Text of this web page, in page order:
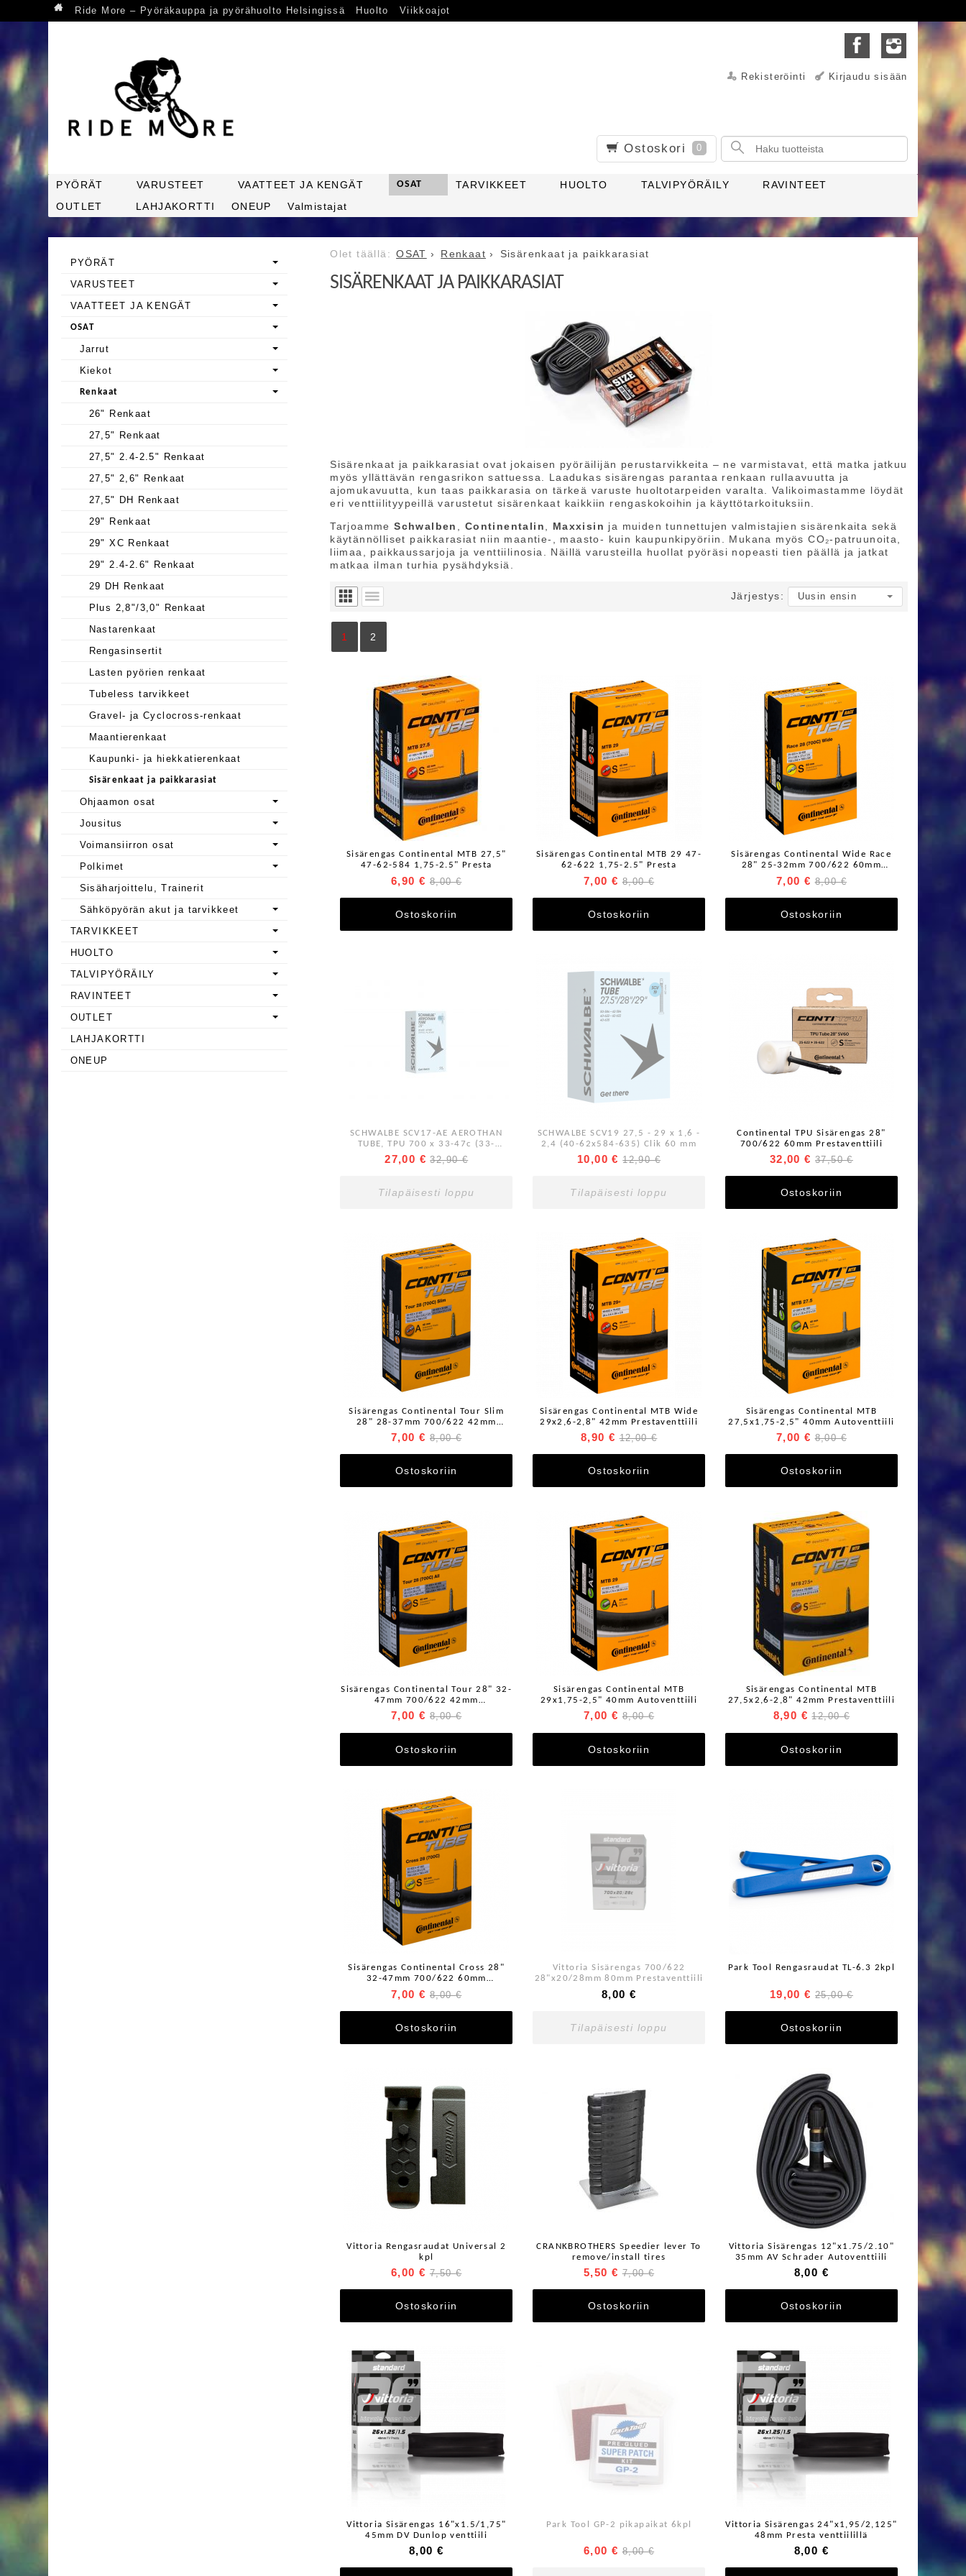
Ride More – Pyöräkauppa ja pyörähuolto Helsingissä Huolto Viikkoajot
Rekisteröinti Kirjaudu sisään
Ostoskori 0
PYÖRÄT VARUSTEET VAATTEET JA KENGÄT OSAT TARVIKKEET HUOLTO TALVIPYÖRÄILY
RAVINTEET
OUTLET
LAHJAKORTTI ONEUP Valmistajat
OSAT Renkaat Sisärenkaat ja paikkarasiat
SISÄRENKAAT JA PAIKKARASIAT
Sisärenkaat ja paikkarasiat ovat jokaisen pyöräilijän perustarvikkeita – ne varmistavat, että matka jatkuu
myös yllättävän rengasrikon sattuessa. Laadukas sisärengas parantaa renkaan rullaavuutta ja
ajomukavuutta, kun taas paikkarasia on tärkeä varuste huoltotarpeiden varalta. Valikoimastamme löydät
eri venttiilityypeillä varustetut sisärenkaat kaikkiin rengaskokoihin ja käyttötarkoituksiin.
TarjoammeSchwalben , Continentalin, Maxxisin ja muiden tunnettujen valmistajien sisärenkaita sekä
käytännölliset paikkarasiat niin maantie-, maasto- kuin kaupunkipyöriin. Mukana myös CO₂-patruunoita,
liimaa, paikkaussarjoja ja venttiilinosia. Näillä varusteilla huollat pyöräsi nopeasti tien päällä ja jatkat
matkaa ilman turhia pysähdyksiä.
Järjestys:
1 2
Sisärengas Continental MTB 27,5"
47-62-584 1,75-2.5" Presta
6,90 € 8,00 €
Ostoskoriin
Sisärengas Continental MTB 29 47-
62-622 1,75-2.5" Presta
7,00 € 8,00 €
Ostoskoriin
Sisärengas Continental Wide Race
28" 25-32mm 700/622 60mm
Prestaventtiili
7,00 € 8,00 €
Ostoskoriin
SCHWALBE SCV17-AE AEROTHAN
TUBE, TPU 700 x 33-47c (33-
47x622) Clik 40 mm
27,00 € 32,90 €
Tilapäisesti loppu
SCHWALBE SCV19 27,5 - 29 x 1,6 -
2,4 (40-62x584-635) Clik 60 mm
10,00 € 12,90 €
Tilapäisesti loppu
Continental TPU Sisärengas 28"
700/622 60mm Prestaventtiili
32,00 € 37,50 €
Ostoskoriin
Sisärengas Continental Tour Slim
28" 28-37mm 700/622 42mm
Prestaventtiili
7,00 € 8,00 €
Ostoskoriin
Sisärengas Continental MTB Wide
29x2,6-2,8" 42mm Prestaventtiili
8,90 € 12,00 €
Ostoskoriin
Sisärengas Continental MTB
27,5x1,75-2,5" 40mm Autoventtiili
7,00 € 8,00 €
Ostoskoriin
Sisärengas Continental Tour 28" 32-
47mm 700/622 42mm
Prestaventtiili
7,00 € 8,00 €
Ostoskoriin
Sisärengas Continental MTB
29x1,75-2,5" 40mm Autoventtiili
7,00 € 8,00 €
Ostoskoriin
Sisärengas Continental MTB
27,5x2,6-2,8" 42mm Prestaventtiili
8,90 € 12,00 €
Ostoskoriin
Sisärengas Continental Cross 28"
32-47mm 700/622 60mm
Prestaventtiili
7,00 € 8,00 €
Ostoskoriin
Vittoria Sisärengas 700/622
28"x20/28mm 80mm Prestaventtiili
8,00 €
Tilapäisesti loppu
Park Tool Rengasraudat TL-6.3 2kpl
19,00 € 25,00 €
Ostoskoriin
Vittoria Rengasraudat Universal 2
kpl
6,00 € 7,50 €
Ostoskoriin
CRANKBROTHERS Speedier lever To
remove/install tires
5,50 € 7,00 €
Ostoskoriin
Vittoria Sisärengas 12"x1.75/2.10"
35mm AV Schrader Autoventtiili
8,00 €
Ostoskoriin
Vittoria Sisärengas 16"x1.5/1,75"
45mm DV Dunlop venttiili
8,00 €
Park Tool GP-2 pikapaikat 6kpl
6,00 € 8,00 €
Vittoria Sisärengas 24"x1,95/2,125"
48mm Presta venttiilillä
8,00 €
PYÖRÄT
VARUSTEET
VAATTEET JA KENGÄT
OSAT
Jarrut
Kiekot
Renkaat
26" Renkaat
27,5" Renkaat
27,5" 2.4-2.5" Renkaat
27,5" 2,6" Renkaat
27,5" DH Renkaat
29" Renkaat
29" XC Renkaat
29" 2.4-2.6" Renkaat
29 DH Renkaat
Plus 2,8"/3,0" Renkaat
Nastarenkaat
Rengasinsertit
Lasten pyörien renkaat
Tubeless tarvikkeet
Gravel- ja Cyclocross-renkaat
Maantierenkaat
Kaupunki- ja hiekkatierenkaat
Sisärenkaat ja paikkarasiat
Ohjaamon osat
Jousitus
Voimansiirron osat
Polkimet
Sisäharjoittelu, Trainerit
Sähköpyörän akut ja tarvikkeet
TARVIKKEET
HUOLTO
TALVIPYÖRÄILY
RAVINTEET
OUTLET
LAHJAKORTTI
ONEUP